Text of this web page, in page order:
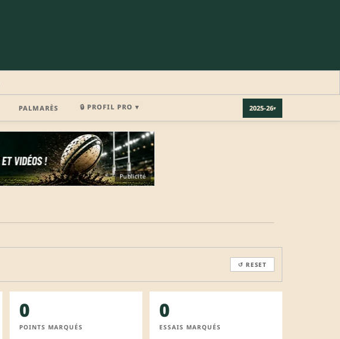
PALMARÈS 🔒 PROFIL PRO ▾ 2025-26▾
REJOINDRE LA COMMUNAUTÉ
Publicité
↺ RESET
0
POINTS MARQUÉS
0
ESSAIS MARQUÉS